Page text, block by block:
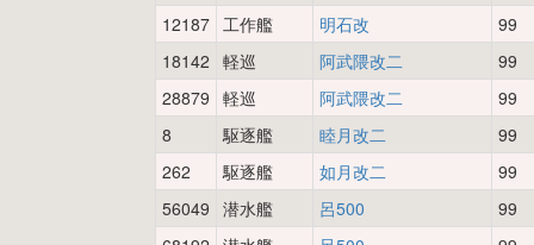
12187 工作艦 明石改
99
18142 軽巡 阿武隈改二
99
28879 軽巡 阿武隈改二
99
8
駆逐艦 睦月改二
99
262
駆逐艦 如月改二
99
56049 潜水艦 呂500
99